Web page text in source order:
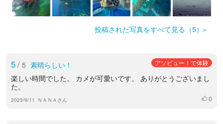
投稿された写真をすべて見る（5）
5/ 5 素晴らしい！ アソビュー！で体験
楽しい時間でした。 カメが可愛いです。 ありがとうございまし
た。
2023/9/11 ＮＡＮＡさん いいね
0